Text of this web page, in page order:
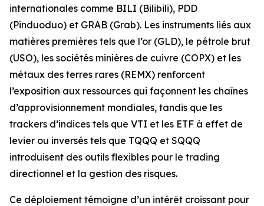
internationales comme BILI (Bilibili), PDD
(Pinduoduo) et GRAB (Grab). Les instruments liés aux
matières premières tels que l’or (GLD), le pétrole brut
(USO), les sociétés minières de cuivre (COPX) et les
métaux des terres rares (REMX) renforcent
l’exposition aux ressources qui façonnent les chaînes
d’approvisionnement mondiales, tandis que les
trackers d’indices tels que VTI et les ETF à effet de
levier ou inversés tels que TQQQ et SQQQ
introduisent des outils flexibles pour le trading
directionnel et la gestion des risques.
Ce déploiement témoigne d’un intérêt croissant pour